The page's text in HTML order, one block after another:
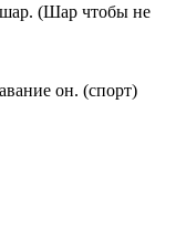
шар. (Шар чтобы не
он. (спорт)